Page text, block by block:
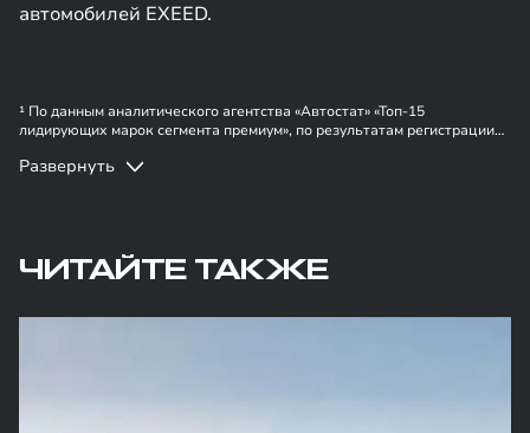
автомобилей EXEED.
¹ По данным аналитического агентства «Автостат» «Топ-15
лидирующих марок сегмента премиум», по результатам регистрации
Развернуть
ЧИТАЙТЕ ТАКЖЕ